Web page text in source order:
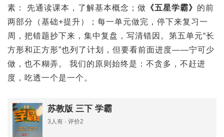
素： 先通读课本，了解基本概念；做 《五星学霸》 的前
两部分（基础+提升）；每一单元做完，停下来复习一
周，把错题抄下来，集中复盘，写清错因。第五单元“长
方形和正方形”也列了计划，但要看前面进度——宁可少
做，也不糊弄。 我们的原则始终是：不贪多，不赶进
度，吃透一个是一个。
苏教版 三下 学霸
3人有 · 评价2